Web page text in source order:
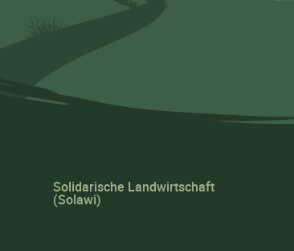
Solidarische Landwirtschaft
(Solawi)